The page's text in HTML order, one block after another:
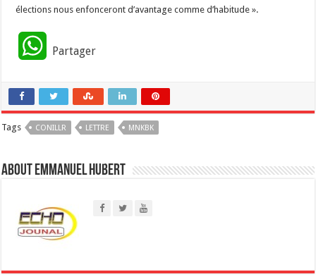
élections nous enfonceront d’avantage comme d’habitude ».
W
a
t
p
p
Partager
Tags CONILLR LETTRE MNKBK
About Emmanuel Hubert